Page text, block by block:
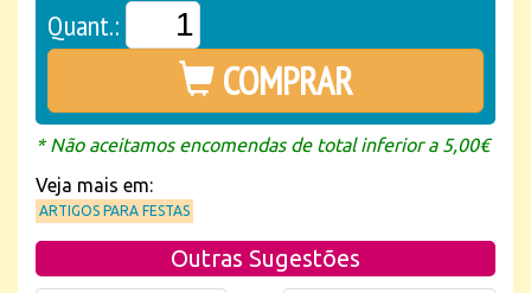
Quant.:
COMPRAR
* Não aceitamos encomendas de total inferior a 5,00€
Veja mais em:
ARTIGOS PARA FESTAS
Outras Sugestões